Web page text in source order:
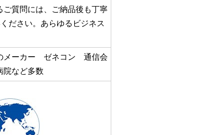
質問には、ご納品後も丁寧
ださい。あらゆるビジネス
メーカー ゼネコン 通信会
など多数